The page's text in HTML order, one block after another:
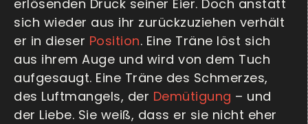
erlösenden Druck seiner Eier. Doch anstatt
sich wieder aus ihr zurückzuziehen verhält
er in dieser Position. Eine Träne löst sich
aus ihrem Auge und wird von dem Tuch
aufgesaugt. Eine Träne des Schmerzes,
des Luftmangels, der Demütigung – und
der Liebe. Sie weiß, dass er sie nicht eher